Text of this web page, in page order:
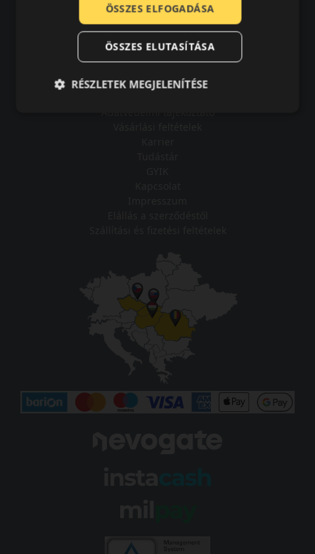
Minden tökéletesen működik.
Impresszum
ÖSSZES ELFOGADÁSA
ÖSSZES ELUTASÍTÁSA
RÉSZLETEK MEGJELENÍTÉSE